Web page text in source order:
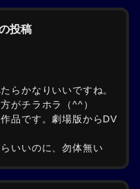
投稿
らかなりいいですね。
がチラホラ（^^）
品です。劇場版からDV
いいのに、勿体無い